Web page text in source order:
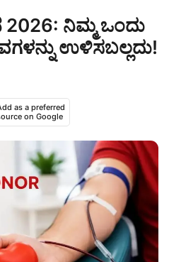
2026: ನಿಮ್ಮ ಒಂದು
ಉಳಿಸಬಲ್ಲದು!
as a preferred
on Google